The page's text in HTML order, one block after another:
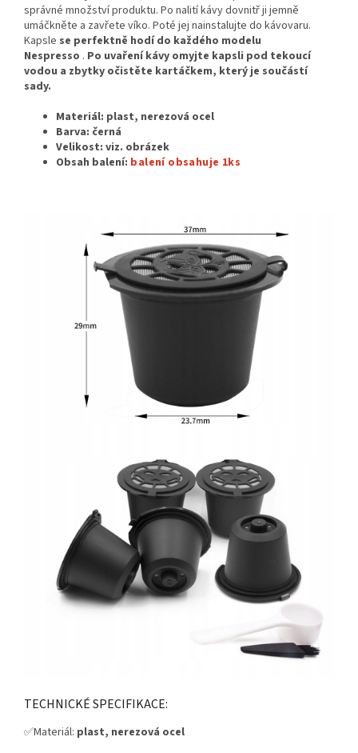
správné množství produktu. Po nalití kávy dovnitř ji jemně
umáčkněte a zavřete víko. Poté jej nainstalujte do kávovaru.
Kapsle se perfektně hodí do každého modelu
Nespresso . Po uvaření kávy omyjte kapsli pod tekoucí
vodou a zbytky očistěte kartáčkem, který je součástí
sady.
Materiál: plast, nerezová ocel
Barva: černá
Velikost: viz. obrázek
Obsah balení: balení obsahuje 1ks
TECHNICKÉ SPECIFIKACE:
✅Materiál: plast, nerezová ocel